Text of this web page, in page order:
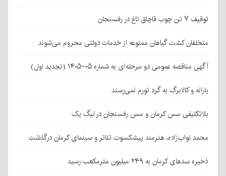
توقیف ۷ تن چوب قاچاق تاغ در رفسنجان
متخلفان کشت گیاهان ممنوعه از خدمات دولتی محروم می‌شوند
آگهی مناقصه عمومی دو مرحله‌ای به شماره ۰۵-۱۴۰۵ (تجدید اول)
یارانه و کالابرگ به گرد تورم نمی‌رسند
بلاتکلیفی مس کرمان و مس رفسنجان در لیگ یک
محمد نواب‌زاده، هنرمند پیشکسوت تئاتر و سینمای کرمان درگذشت
ذخیره سدهای کرمان به ۲۴۹ میلیون مترمکعب رسید